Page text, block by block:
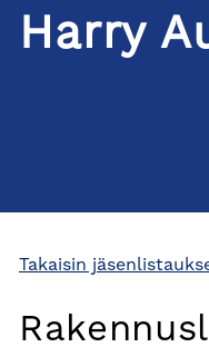
Harry
Takaisin